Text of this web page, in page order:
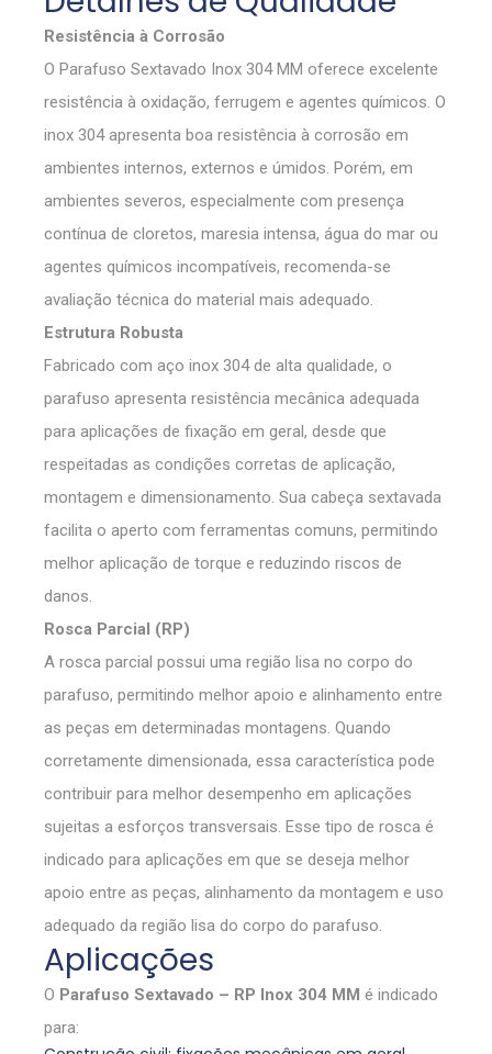
Resistência à Corrosão
O Parafuso Sextavado Inox 304 MM oferece excelente
resistência à oxidação, ferrugem e agentes químicos. O
inox 304 apresenta boa resistência à corrosão em
ambientes internos, externos e úmidos. Porém, em
ambientes severos, especialmente com presença
contínua de cloretos, maresia intensa, água do mar ou
agentes químicos incompatíveis, recomenda-se
avaliação técnica do material mais adequado.
Estrutura Robusta
Fabricado com aço inox 304 de alta qualidade, o
parafuso apresenta resistência mecânica adequada
para aplicações de fixação em geral, desde que
respeitadas as condições corretas de aplicação,
montagem e dimensionamento. Sua cabeça sextavada
facilita o aperto com ferramentas comuns, permitindo
melhor aplicação de torque e reduzindo riscos de
danos.
Rosca Parcial (RP)
A rosca parcial possui uma região lisa no corpo do
parafuso, permitindo melhor apoio e alinhamento entre
as peças em determinadas montagens. Quando
corretamente dimensionada, essa característica pode
contribuir para melhor desempenho em aplicações
sujeitas a esforços transversais. Esse tipo de rosca é
indicado para aplicações em que se deseja melhor
apoio entre as peças, alinhamento da montagem e uso
adequado da região lisa do corpo do parafuso.
Aplicações
O Parafuso Sextavado – RP Inox 304 MM é indicado
para: